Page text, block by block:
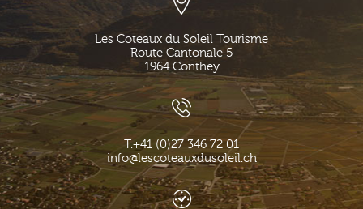
Les Coteaux du Soleil Tourisme
Route Cantonale 5
1964 Conthey
T.+41 (0)27 346 72 01
info@lescoteauxdusoleil.ch